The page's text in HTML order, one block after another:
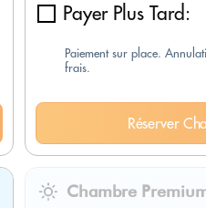
Payer Plus Tard:
Paiement sur place.
frais.
Réserver
Chambre